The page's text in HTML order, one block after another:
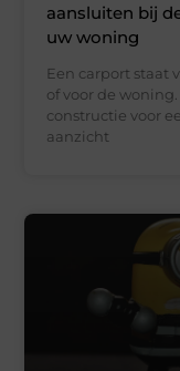
aansluiten bij
uw woning
Een carport staat
of voor de
constructie voor
aanzicht